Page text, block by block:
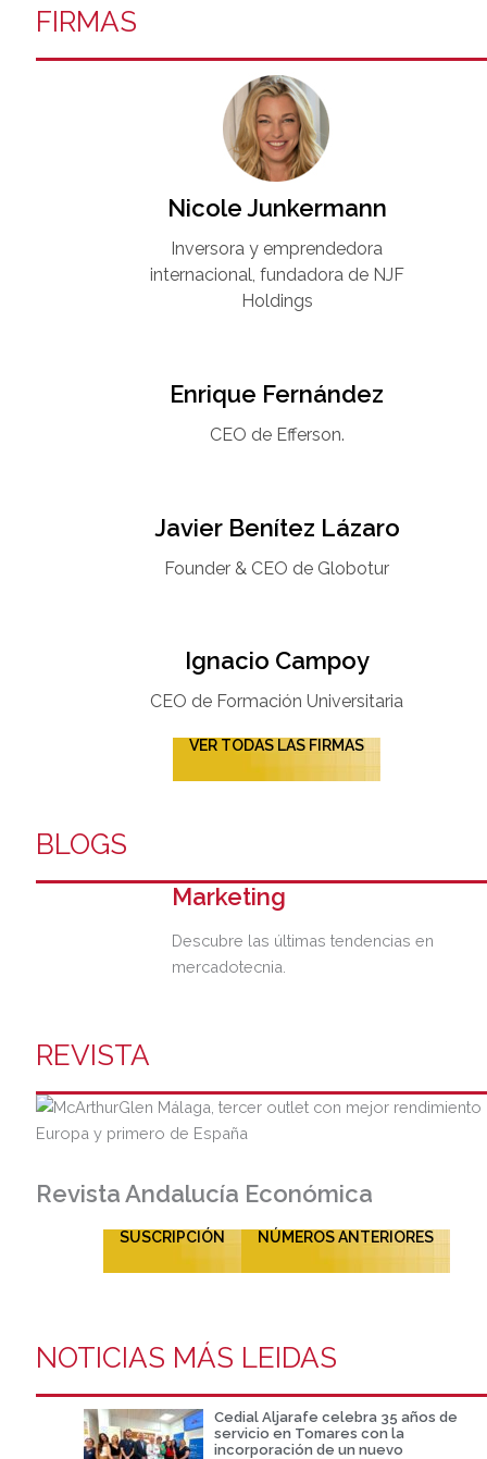
FIRMAS
Nicole Junkermann​
Inversora y emprendedora
internacional, fundadora de NJF
Holdings
Enrique Fernández
CEO de Efferson.
Javier Benítez Lázaro
Founder & CEO de Globotur​
Ignacio Campoy​
CEO de Formación Universitaria​
VER TODAS LAS FIRMAS
BLOGS
Marketing
Descubre las últimas tendencias en
mercadotecnia.
REVISTA
Revista Andalucía Económica
SUSCRIPCIÓN NÚMEROS ANTERIORES
NOTICIAS MÁS LEIDAS
Cedial Aljarafe celebra 35 años de
servicio en Tomares con la
incorporación de un nuevo